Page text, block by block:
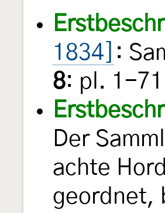
1834]
:
8: pl. 1-
Der
achte
geordnet,